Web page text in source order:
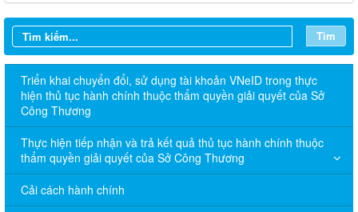
Tìm
Triển khai chuyển đổi, sử dụng tài khoản VNeID trong thực
hiện thủ tục hành chính thuộc thẩm quyền giải quyết của Sở
Công Thương
Thực hiện tiếp nhận và trả kết quả thủ tục hành chính thuộc
thẩm quyền giải quyết của Sở Công Thương
Cải cách hành chính